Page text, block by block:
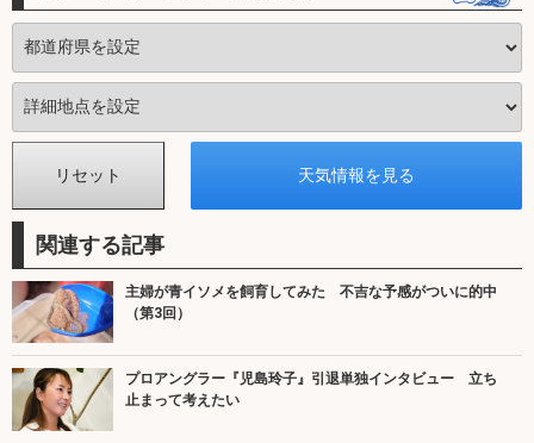
関連する記事
主婦が青イソメを飼育してみた 不吉な予感がついに的中
（第3回）
プロアングラー『児島玲子』引退単独インタビュー 立ち
止まって考えたい